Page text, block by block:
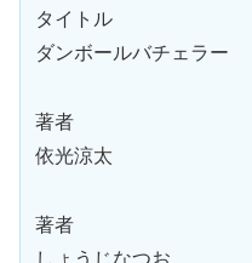
タイトル
ダンボールバチェラー
著者
依光涼太
著者
しょうじなつお